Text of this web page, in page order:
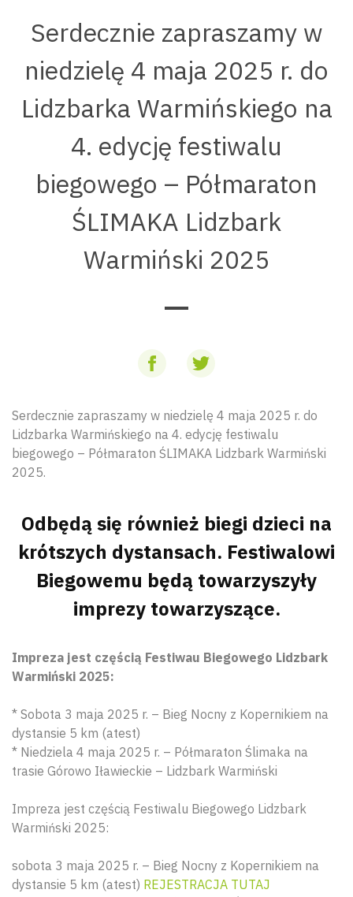
Serdecznie zapraszamy w
niedzielę 4 maja 2025 r. do
Lidzbarka Warmińskiego na
4. edycję festiwalu
biegowego – Półmaraton
ŚLIMAKA Lidzbark
Warmiński 2025
Serdecznie zapraszamy w niedzielę 4 maja 2025 r. do
Lidzbarka Warmińskiego na 4. edycję festiwalu
biegowego – Półmaraton ŚLIMAKA Lidzbark Warmiński
2025.
Odbędą się również biegi dzieci na
krótszych dystansach. Festiwalowi
Biegowemu będą towarzyszyły
imprezy towarzyszące.
Impreza jest częścią Festiwau Biegowego Lidzbark
Warmiński 2025:
* Sobota 3 maja 2025 r. – Bieg Nocny z Kopernikiem na
dystansie 5 km (atest)
* Niedziela 4 maja 2025 r. – Półmaraton Ślimaka na
trasie Górowo Iławieckie – Lidzbark Warmiński
Impreza jest częścią Festiwalu Biegowego Lidzbark
Warmiński 2025:
sobota 3 maja 2025 r. – Bieg Nocny z Kopernikiem na
dystansie 5 km (atest) REJESTRACJA TUTAJ